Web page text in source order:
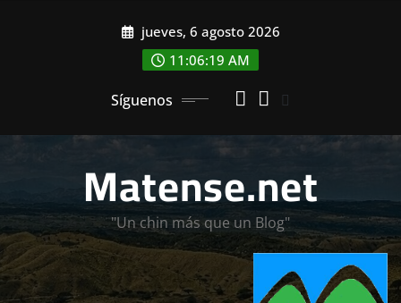
jueves, 6 agosto 2026
11:06:21 AM
Síguenos
Matense.net
"Un chin más que un Blog"